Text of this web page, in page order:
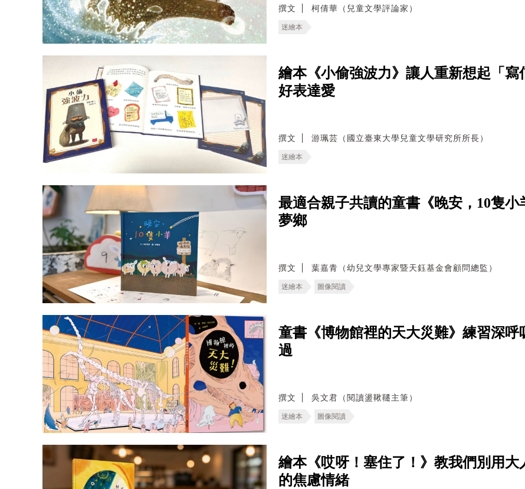
撰文 柯倩華（兒童文學評論家）
迷繪本
繪本《小偷強波力》讓人重新想起「
好表達愛
撰文 游珮芸（國立臺東大學兒童文學研究所所長）
迷繪本
最適合親子共讀的童書《晚安，10隻
夢鄉
撰文 葉嘉青（幼兒文學專家暨天鈺基金會顧問總監）
迷繪本 圖像閱讀
童書《博物館裡的天大災難》練習深
過
撰文 吳文君（閱讀盪鞦韆主筆）
迷繪本 圖像閱讀
繪本《哎呀！塞住了！》教我們別用大
的焦慮情緒